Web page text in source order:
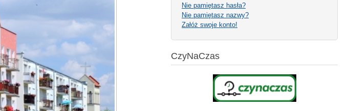
Nie pamiętasz hasła?
Nie pamiętasz nazwy?
Załóż swoje konto!
CzyNaCzas